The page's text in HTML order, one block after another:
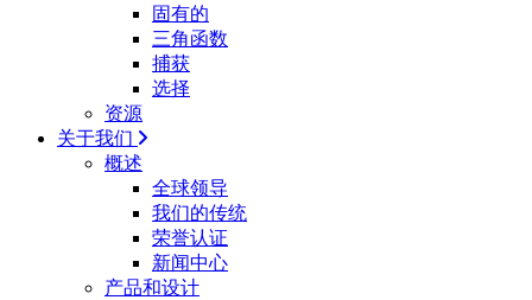
固有的
三角函数
捕获
选择
资源
关于我们
概述
全球领导
我们的传统
荣誉认证
新闻中心
产品和设计